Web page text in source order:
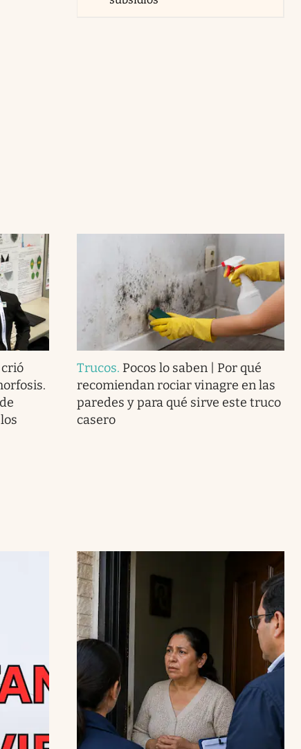
crió
Trucos. Pocos lo saben | Por qué
recomiendan rociar vinagre en las
paredes y para qué sirve este truco
casero